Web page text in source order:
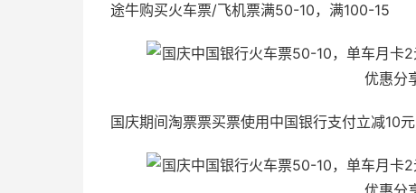
途牛购买火车票/飞机票满50-10，满100-15
国庆期间淘票票买票使用中国银行支付立减10元